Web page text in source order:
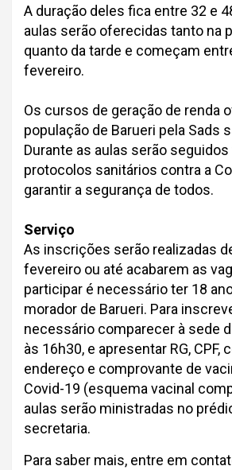
A duração deles fica entre 32 e
aulas serão oferecidas tanto na
quanto da tarde e começam
fevereiro.
Os cursos de geração de renda
população de Barueri pela Sads
Durante as aulas serão
protocolos sanitários contra a
garantir a segurança de todos.
Serviço
As inscrições serão realizadas
fevereiro ou até acabarem as
participar é necessário ter 18
morador de Barueri. Para
necessário comparecer à sede
às 16h30, e apresentar RG, CPF,
endereço e comprovante de
Covid-19 (esquema vacinal
aulas serão ministradas no
secretaria.
Para saber mais, entre em